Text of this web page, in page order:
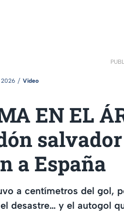
2026 Video
EN EL
a España
a centímetros del gol,
desastre… y el autogol